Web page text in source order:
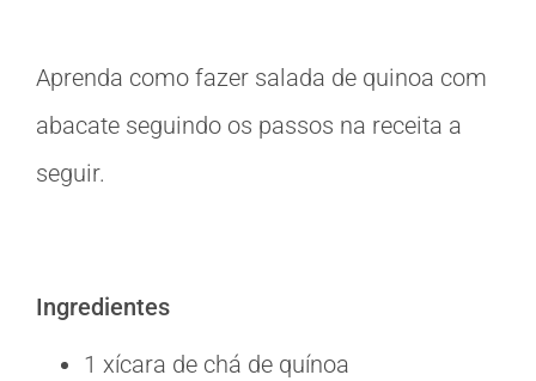
Aprenda como fazer salada de quinoa com
abacate seguindo os passos na receita a
seguir.
Ingredientes
1 xícara de chá de quínoa